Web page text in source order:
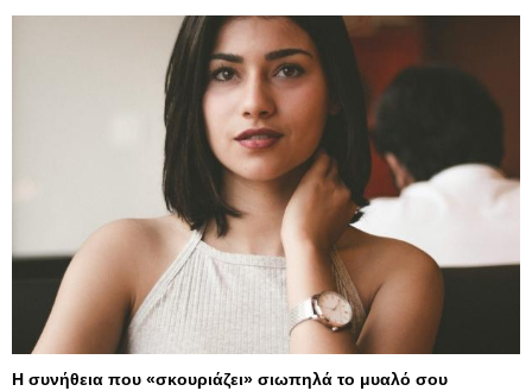
Η συνήθεια που «σκουριάζει» σιωπηλά το μυαλό σου